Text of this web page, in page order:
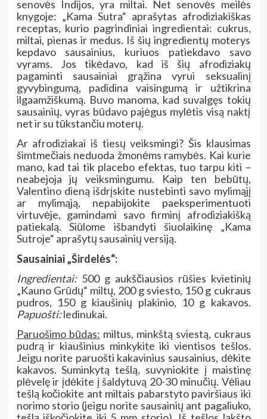
senovės Indijos, yra miltai. Net senovės meilės
knygoje: „Kama Sutra“ aprašytas afrodiziakiškas
receptas, kurio pagrindiniai ingredientai: cukrus,
miltai, pienas ir medus. Iš šių ingredientų moterys
kepdavo sausainius, kuriuos patiekdavo savo
vyrams. Jos tikėdavo, kad iš šių afrodiziakų
pagaminti sausainiai grąžina vyrui seksualinį
gyvybingumą, padidina vaisingumą ir užtikrina
ilgaamžiškumą. Buvo manoma, kad suvalgęs tokių
sausainių, vyras būdavo pajėgus mylėtis visą naktį
net ir su tūkstančiu moterų.
Ar afrodiziakai iš tiesų veiksmingi? Šis klausimas
šimtmečiais neduoda žmonėms ramybės. Kai kurie
mano, kad tai tik placebo efektas, tuo tarpu kiti –
neabejoja jų veiksmingumu. Kaip ten bebūtų,
Valentino dieną išdrįskite nustebinti savo mylimąjį
ar mylimąją, nepabijokite paeksperimentuoti
virtuvėje, gamindami savo firminį afrodiziakišką
patiekalą. Siūlome išbandyti šiuolaikinę „Kama
Sutroje“ aprašytų sausainių versiją.
Sausainiai „Širdelės“:
Ingredientai: 500 g aukščiausios rūšies kvietinių
„Kauno Grūdų“ miltų, 200 g sviesto, 150 g cukraus
pudros, 150 g kiaušinių plakinio, 10 g kakavos.
Papuošti:ledinukai.
Paruošimo būdas: miltus, minkštą sviestą, cukraus
pudrą ir kiaušinius minkykite iki vientisos tešlos.
Jeigu norite paruošti kakavinius sausainius, dėkite
kakavos. Suminkytą tešlą, suvyniokite į maistinę
plėvelę ir įdėkite į šaldytuvą 20-30 minučių. Vėliau
tešlą kočiokite ant miltais pabarstyto paviršiaus iki
norimo storio (jeigu norite sausainių ant pagaliuko,